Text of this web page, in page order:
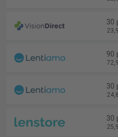
30
90
30
30